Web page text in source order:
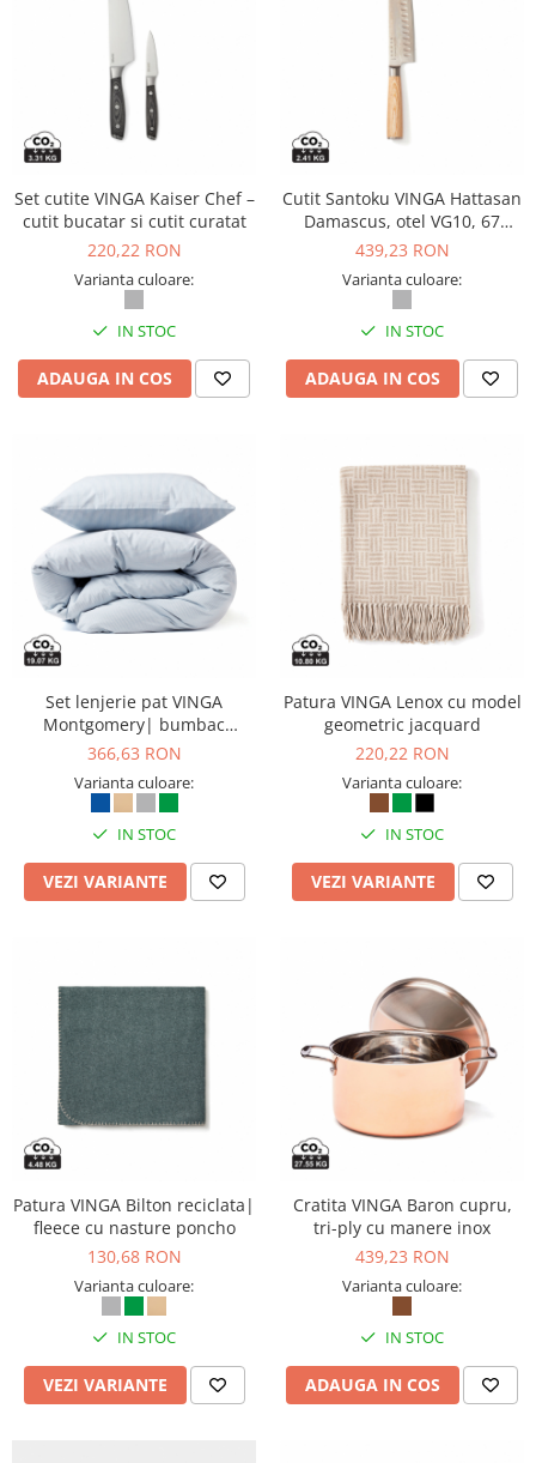
Table magnetice (whiteboard-uri)
Electronice si accesorii tech
Gadgeturi mobile
Securitate digitala
Adaptoare de calatorie
Baterii si acumulatori
Cabluri si conectivitate
Incarcatoare wireless
Incarcatoare cu fir si auto
Ceasuri smart - Smartwatch
Baterii externe - Powerbanks
Standuri PC si suporturi
ergonomice
Suporturi si huse telefoane &
tablete
Periferice PC si accesorii
Ergnonomice
Audio
Boxe portabile
Casti
Tehnica si mobilier pentru birou
Laminatoare
Folii laminare
Accesorii mobilier
Ghilotine și Trimmere
Distrugatoare documente
Cosuri de gunoi pentru birou
Scaune, birouri si produse
ergonomice
Masini de legat, indosariat si
accesorii
Apa si bauturi racoritoare
Cafea, ceai, zahar, lapte
Casa si bucatarie
Cani si pahare
Textile si confort pentru casa
Set cutite VINGA Kaiser Chef –
cutit bucatar si cutit curatat
220,22 RON
Varianta culoare:
IN STOC
ADAUGA IN COS
Cutit Santoku VINGA Hattasan
Damascus, otel VG10, 67
straturi
439,23 RON
Varianta culoare:
IN STOC
ADAUGA IN COS
Set lenjerie pat VINGA
Montgomery| bumbac
premium| 4 piese
366,63 RON
Varianta culoare:
IN STOC
VEZI VARIANTE
Patura VINGA Lenox cu model
geometric jacquard
220,22 RON
Varianta culoare:
IN STOC
VEZI VARIANTE
Patura VINGA Bilton reciclata|
fleece cu nasture poncho
130,68 RON
Varianta culoare:
IN STOC
VEZI VARIANTE
Cratita VINGA Baron cupru,
tri-ply cu manere inox
439,23 RON
Varianta culoare:
IN STOC
ADAUGA IN COS